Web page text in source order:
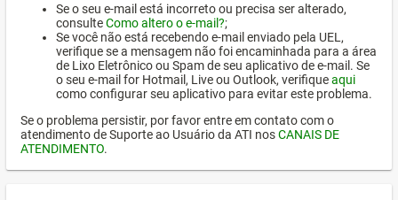
Se o seu e-mail está incorreto ou precisa ser alterado,
consulteComo altero o e-mail?;
Se você não está recebendo e-mail enviado pela UEL,
verifique se a mensagem não foi encaminhada para a área
de Lixo Eletrônico ou Spam de seu aplicativo de e-mail. Se
o seu e-mail for Hotmail, Live ou Outlook, verifiqueaqui
como configurar seu aplicativo para evitar este problema.
Se o problema persistir, por favor entre em contato com o
atendimento de Suporte ao Usuário da ATI nosCANAIS DE
ATENDIMENTO.